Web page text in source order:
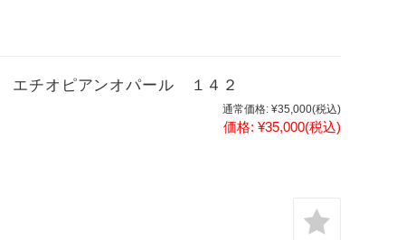
チオピアンオパール １４２
通常価格: ¥35,000(税込)
価格: ¥35,000(税込)